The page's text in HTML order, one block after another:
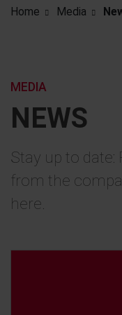
Home Media
NEWS
MEDIA
Stay up to date:
from the
here.